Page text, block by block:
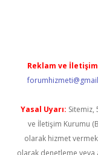
Reklam ve
Yasal Uyarı: Sitemiz,
ve İletişim Kurumu
olarak hizmet
olarak denetleme veya